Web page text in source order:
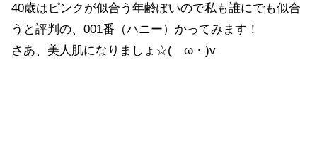
40歳はピンクが似合う年齢ぽいので私も誰にでも似合
うと評判の、001番（ハニー）かってみます！
さあ、美人肌になりましょ☆(ゝω・)v